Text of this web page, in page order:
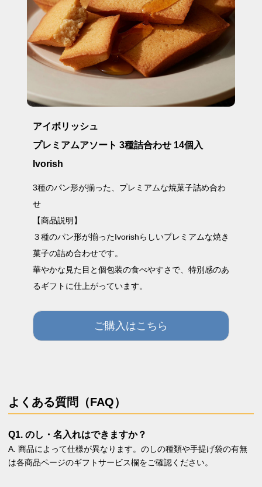
アイボリッシュ
プレミアムアソート 3種詰合わせ 14個入
Ivorish
3種のパン形が揃った、プレミアムな焼菓子詰め合わ
せ
【商品説明】
３種のパン形が揃ったIvorishらしいプレミアムな焼き
菓子の詰め合わせです。
華やかな見た目と個包装の食べやすさで、特別感のあ
るギフトに仕上がっています。
ご購入はこちら
よくある質問（FAQ）
Q1. のし・名入れはできますか？
A. 商品によって仕様が異なります。のしの種類や手提げ袋の有無
は各商品ページのギフトサービス欄をご確認ください。